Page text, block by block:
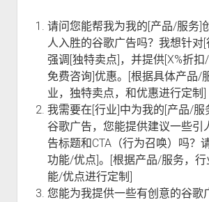
请问您能帮我为我的[产品/服务]
人入胜的谷歌广告吗？我想针对[
强调[独特卖点]，并提供[X%折
免费咨询]优惠。[根据具体产品/
业，独特卖点，和优惠进行定制]
我需要在[行业]中为我的[产品/服
谷歌广告，您能提供建议一些引
告标题和CTA（行为召唤）吗？
功能/优点]。[根据产品/服务，行
能/优点进行定制]
您能为我提供一些有创意的谷歌